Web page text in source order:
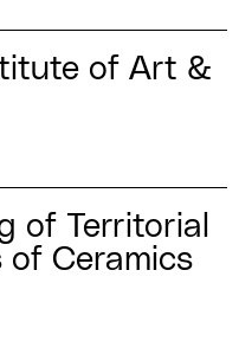
of Art &
of Territorial
of Ceramics